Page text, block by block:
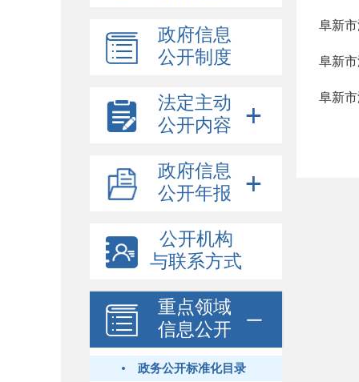
政府信息
公开制度
法定主动
公开内容
政府信息
公开年报
公开机构
与联系方式
重点领域
信息公开
政务公开标准化目录
阜新
阜新
阜新